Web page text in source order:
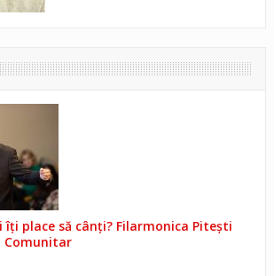
îți place să cânți? Filarmonica Pitești
Comunitar